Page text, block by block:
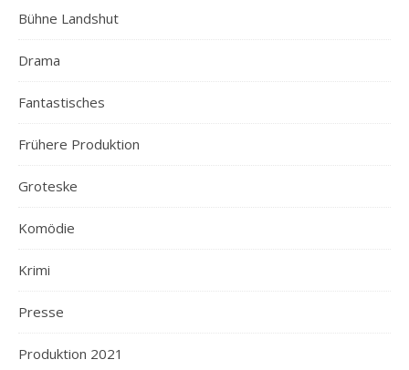
Bühne Landshut
Drama
Fantastisches
Frühere Produktion
Groteske
Komödie
Krimi
Presse
Produktion 2021